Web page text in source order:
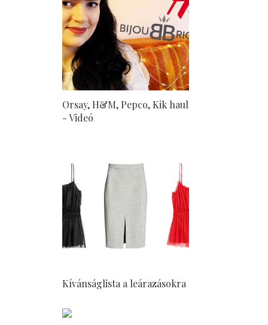
Orsay, H&M, Pepco, Kik haul
- Videó
Kívánságlista a leárazásokra